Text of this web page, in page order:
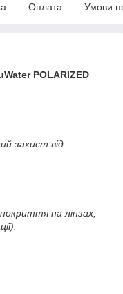
Оплата Умови
POLARIZED
захист від
на лінзах,